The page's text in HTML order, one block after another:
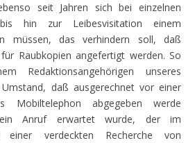
seit Jahren sich bei einzelnen
bis hin zur Leibesvisitation einem
müssen, das verhindern soll, daß
Raubkopien angefertigt werden. So
Redaktionsangehörigen unseres
daß ausgerechnet vor einer
Mobiltelephon abgegeben werde
Anruf erwartet wurde, der im
einer verdeckten Recherche von